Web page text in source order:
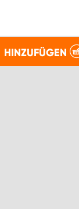
HINZUFÜGEN